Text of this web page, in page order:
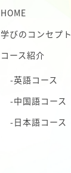
HOME
学びのコンセプト
コース紹介
-英語コース
-中国語コース
-日本語コース